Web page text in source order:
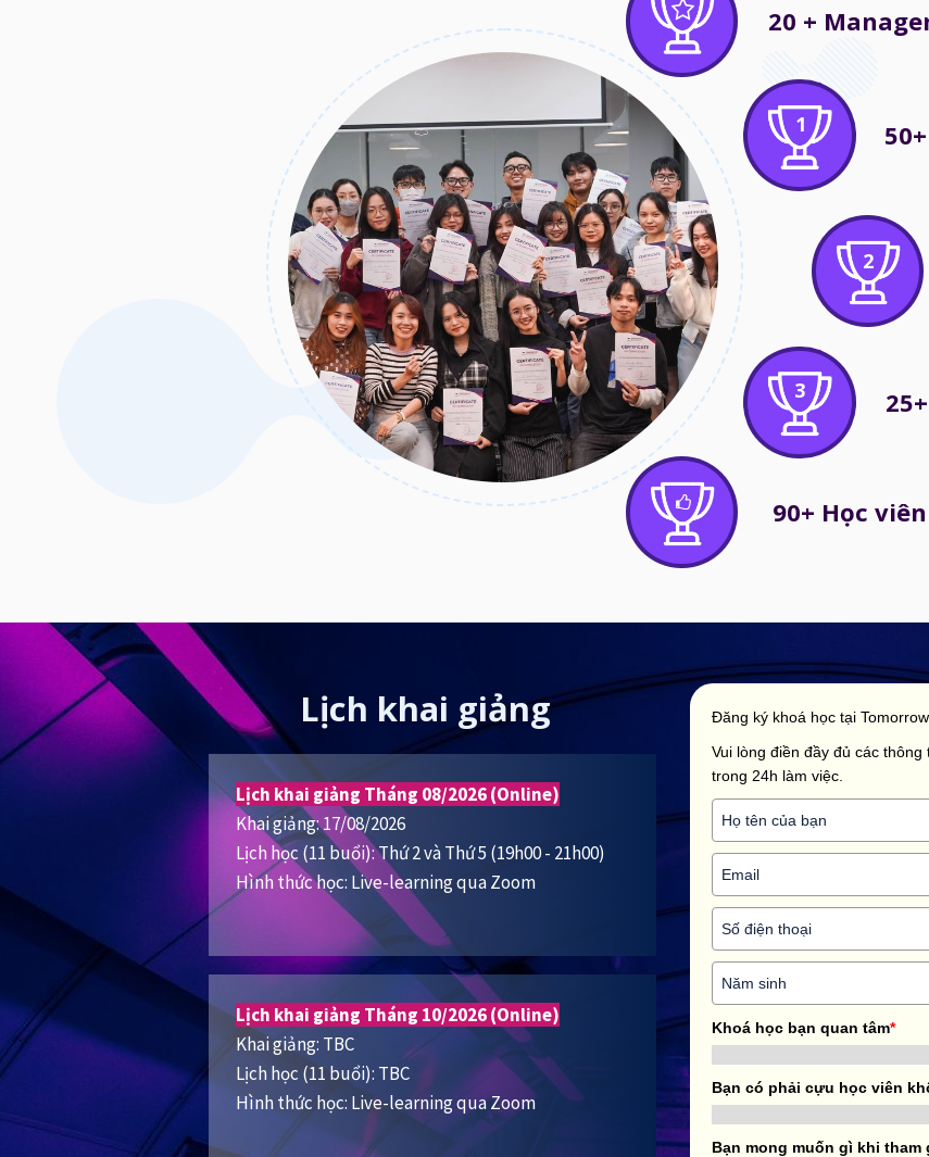
1
2
3
20 +
90+ Học
Lịch khai giảng
Lịch khai giảng Tháng 08/2026 (Online)
Khai giảng: 17/08/2026
Lịch học (11 buổi): Thứ 2 và Thứ 5 (19h00 - 21h00)
Hình thức học: Live-learning qua Zoom
Đăng ký khoá học tại
Vui lòng điền đầy đủ các
trong 24h làm việc.
Khoá học bạn quan tâm*
Bạn có phải cựu học viên
Bạn mong muốn gì khi tham
Lịch khai giảng Tháng 10/2026 (Online)
Khai giảng: TBC
Lịch học (11 buổi): TBC
Hình thức học: Live-learning qua Zoom